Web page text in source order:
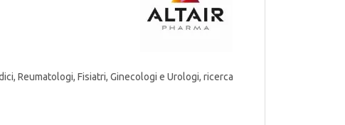
Reumatologi, Fisiatri, Ginecologi e Urologi, ricerca